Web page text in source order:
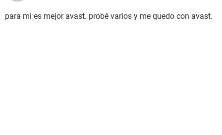
para mi es mejor avast. probé varios y me quedo con avast.